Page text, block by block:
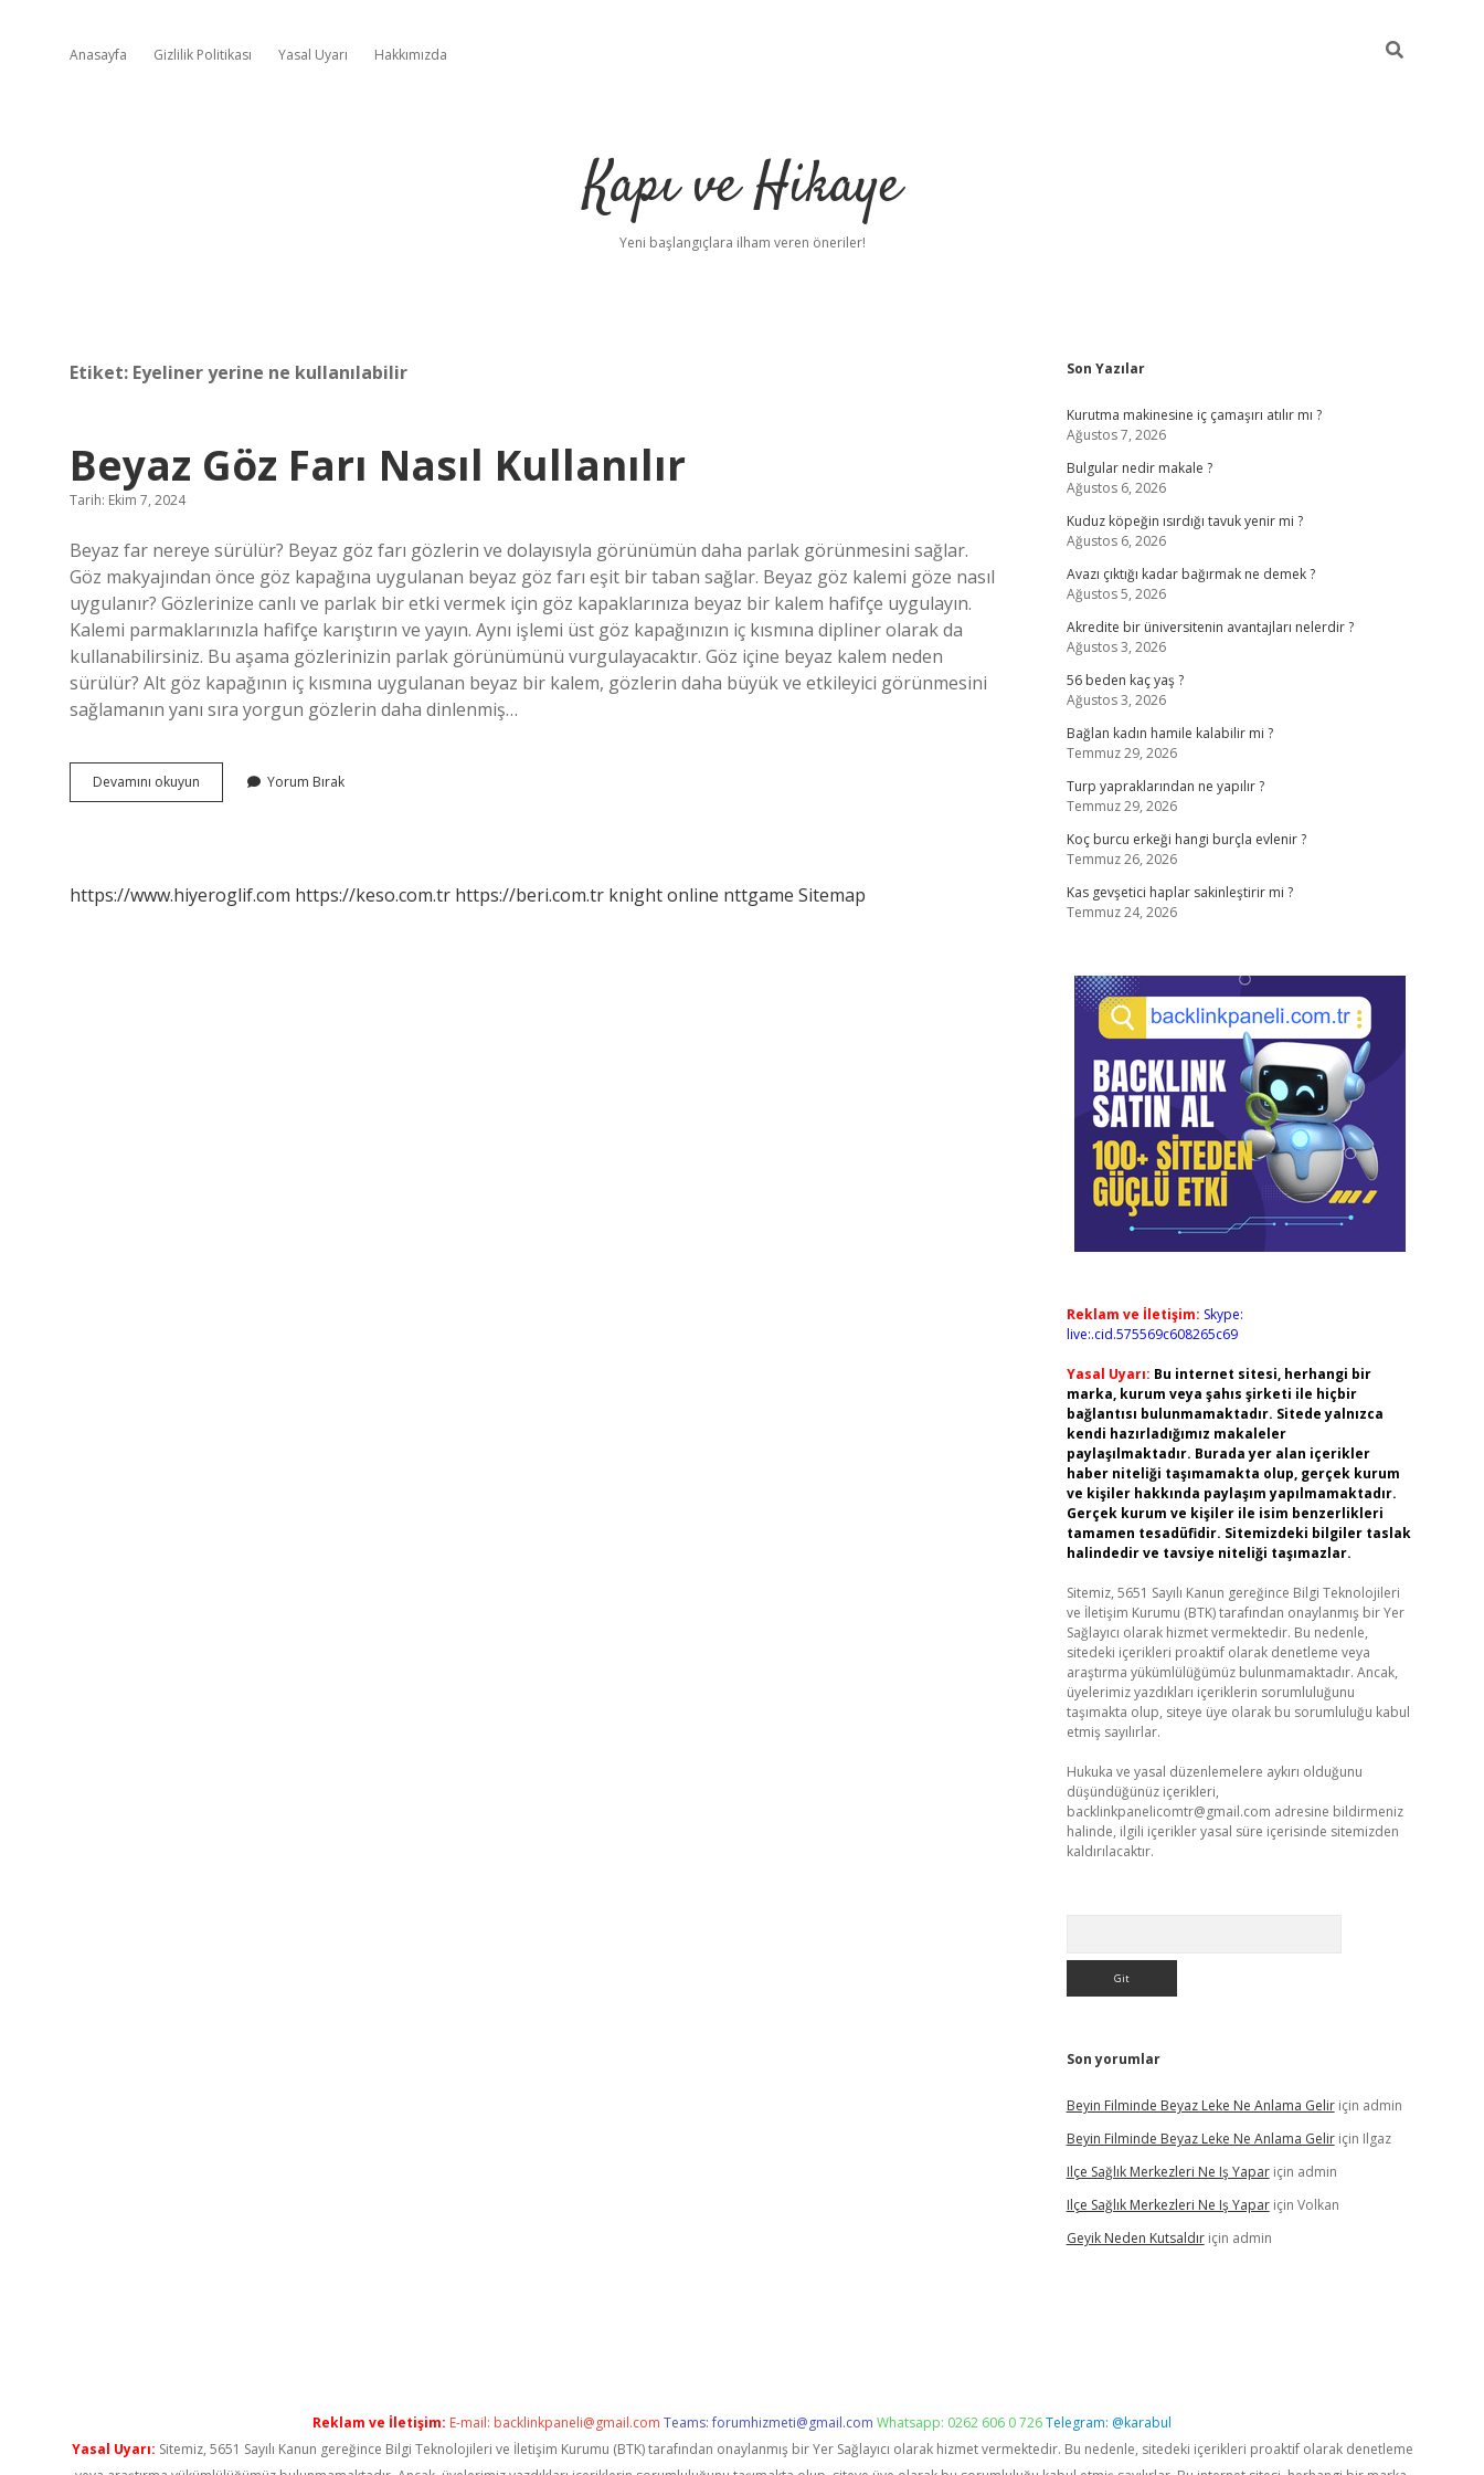
Anasayfa Gizlilik Politikası Yasal Uyarı Hakkımızda
Kapı ve Hikaye
Yeni başlangıçlara ilham veren öneriler!
Etiket: Eyeliner yerine ne kullanılabilir
Beyaz Göz Farı Nasıl Kullanılır
Tarih: Ekim 7, 2024
Beyaz far nereye sürülür? Beyaz göz farı gözlerin ve dolayısıyla görünümün daha parlak görünmesini sağlar.
Göz makyajından önce göz kapağına uygulanan beyaz göz farı eşit bir taban sağlar. Beyaz göz kalemi göze nasıl
uygulanır? Gözlerinize canlı ve parlak bir etki vermek için göz kapaklarınıza beyaz bir kalem hafifçe uygulayın.
Kalemi parmaklarınızla hafifçe karıştırın ve yayın. Aynı işlemi üst göz kapağınızın iç kısmına dipliner olarak da
kullanabilirsiniz. Bu aşama gözlerinizin parlak görünümünü vurgulayacaktır. Göz içine beyaz kalem neden
sürülür? Alt göz kapağının iç kısmına uygulanan beyaz bir kalem, gözlerin daha büyük ve etkileyici görünmesini
sağlamanın yanı sıra yorgun gözlerin daha dinlenmiş…
Devamını okuyun
Göz
Yorum Bırak
https://www.hiyeroglif.com https://keso.com.tr https://beri.com.tr knight online nttgame Sitemap
Sidebar
Son Yazılar
Kurutma makinesine iç çamaşırı atılır mı ?
Ağustos 7, 2026
Bulgular nedir makale ?
Ağustos 6, 2026
Kuduz köpeğin ısırdığı tavuk yenir mi ?
Ağustos 6, 2026
Avazı çıktığı kadar bağırmak ne demek ?
Ağustos 5, 2026
Akredite bir üniversitenin avantajları nelerdir ?
Ağustos 3, 2026
56 beden kaç yaş ?
Ağustos 3, 2026
Bağlan kadın hamile kalabilir mi ?
Temmuz 29, 2026
Turp yapraklarından ne yapılır ?
Temmuz 29, 2026
Koç burcu erkeği hangi burçla evlenir ?
Temmuz 26, 2026
Kas gevşetici haplar sakinleştirir mi ?
Temmuz 24, 2026
Reklam ve İletişim: Skype:
live:.cid.575569c608265c69
Yasal Uyarı: Bu internet sitesi, herhangi bir
marka, kurum veya şahıs şirketi ile hiçbir
bağlantısı bulunmamaktadır. Sitede yalnızca
kendi hazırladığımız makaleler
paylaşılmaktadır. Burada yer alan içerikler
haber niteliği taşımamakta olup, gerçek kurum
ve kişiler hakkında paylaşım yapılmamaktadır.
Gerçek kurum ve kişiler ile isim benzerlikleri
tamamen tesadüfidir. Sitemizdeki bilgiler taslak
halindedir ve tavsiye niteliği taşımazlar.
Sitemiz, 5651 Sayılı Kanun gereğince Bilgi Teknolojileri
ve İletişim Kurumu (BTK) tarafından onaylanmış bir Yer
Sağlayıcı olarak hizmet vermektedir. Bu nedenle,
sitedeki içerikleri proaktif olarak denetleme veya
araştırma yükümlülüğümüz bulunmamaktadır. Ancak,
üyelerimiz yazdıkları içeriklerin sorumluluğunu
taşımakta olup, siteye üye olarak bu sorumluluğu kabul
etmiş sayılırlar.
Hukuka ve yasal düzenlemelere aykırı olduğunu
düşündüğünüz içerikleri,
backlinkpanelicomtr@gmail.com adresine bildirmeniz
halinde, ilgili içerikler yasal süre içerisinde sitemizden
kaldırılacaktır.
Son yorumlar
Beyin Filminde Beyaz Leke Ne Anlama Geliriçin admin
Beyin Filminde Beyaz Leke Ne Anlama Geliriçin Ilgaz
Ilçe Sağlık Merkezleri Ne Iş Yapariçin admin
Ilçe Sağlık Merkezleri Ne Iş Yapariçin Volkan
Geyik Neden Kutsaldıriçin admin
Reklam ve İletişim: E-mail: backlinkpaneli@gmail.com Teams:forumhizmeti@gmail.com Whatsapp: 0262 606 0 726Telegram: @karabul
Yasal Uyarı: Sitemiz, 5651 Sayılı Kanun gereğince Bilgi Teknolojileri ve İletişim Kurumu (BTK) tarafından onaylanmış bir Yer Sağlayıcı olarak hizmet vermektedir. Bu nedenle, sitedeki içerikleri proaktif olarak denetleme